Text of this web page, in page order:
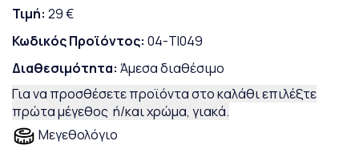
Τιμή: 29 €
Κωδικός Προϊόντος: 04-TI049
Διαθεσιμότητα: Άμεσα διαθέσιμο
Για να προσθέσετε προϊόντα στο καλάθι επιλέξτε
πρώτα μέγεθος ή/και χρώμα, γιακά.
Μεγεθολόγιο